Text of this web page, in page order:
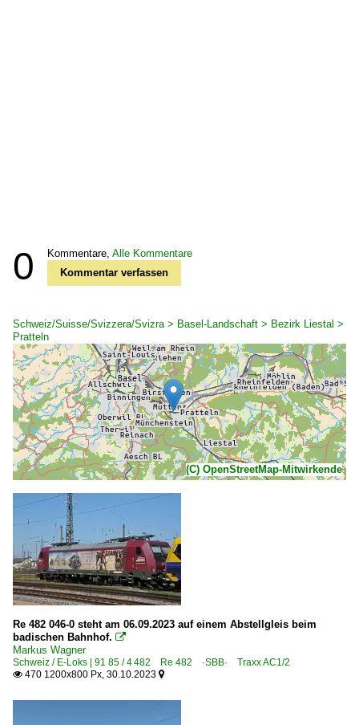
0 Kommentare, Alle Kommentare
Kommentar verfassen
Schweiz/Suisse/Svizzera/Svizra > Basel-Landschaft > Bezirk Liestal >
Pratteln
(C) OpenStreetMap-Mitwirkende
Re 482 046-0 steht am 06.09.2023 auf einem Abstellgleis beim
badischen Bahnhof. 
Markus Wagner
Schweiz / E-Loks | 91 85 / 4 482 Re 482 ·SBB· Traxx AC1/2
 470 1200x800 Px, 30.10.2023 